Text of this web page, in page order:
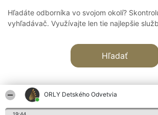
ORLY Detského Odvetvia
Hľadáte odborníka vo svojom okolí?
vyhľadávač. Využívajte len tie najlepšie
Hľadať